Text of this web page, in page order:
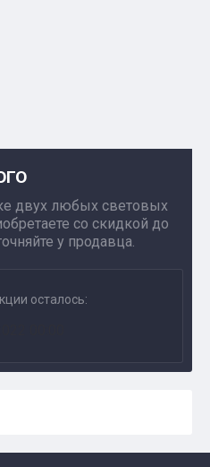
двух любых световых
со скидкой до
у продавца.
осталось: